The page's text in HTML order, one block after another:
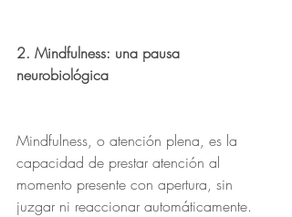
2. Mindfulness: una pausa
neurobiológica
Mindfulness, o atención plena, es la
capacidad de prestar atención al
momento presente con apertura, sin
juzgar ni reaccionar automáticamente.